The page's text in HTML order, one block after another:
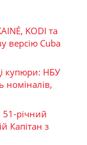
KODI та
версію Cuba
купюри: НБУ
номіналів,
річний
Капітан з